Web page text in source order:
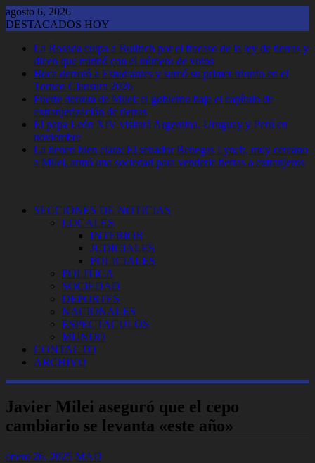
Saltar
al
agosto 6, 2026
DESTACADOS HOY
La Rosada culpa a Bullrich por el fracaso de la ley de tierras y
dicen que mintió con el número de votos
Boca derrotó a Estudiantes y sumó su primer triunfo en el
Torneo Clausura 2026
Fuerte derrota de Milei: el gobierno baja el capítulo de
extranjerización de tierras
El papa León XIV visitará Argentina, Uruguay y Perú en
noviembre
La tienen bien clara: El senador Benegas Lynch, muy cercano
a Milei, armó una sociedad para venderle tierras a extranjeros
SECCIONES DE NOTICIAS
LOCALES
INTERIOR
JUDICIALES
POLICIALES
POLITICA
SOCIEDAD
DEPORTES
NACIONALES
ESPECTACULOS
MUNDO
CONTACTO
ARCHIVO
Javier Milei aseguró que el cepo
cambiario se levanta «este año»
enero 26, 2025 MAD